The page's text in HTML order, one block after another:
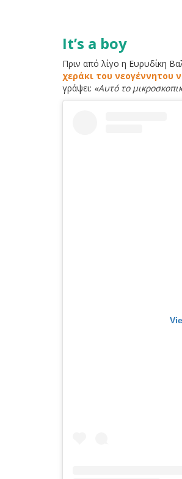
It’s a boy
Πριν από λίγο η Ευρυδίκη
χεράκι του
γράψει: «Αυτό το